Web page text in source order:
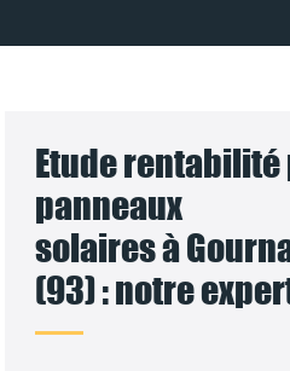
Etude rentabilité
panneaux
solaires à
(93) : notre